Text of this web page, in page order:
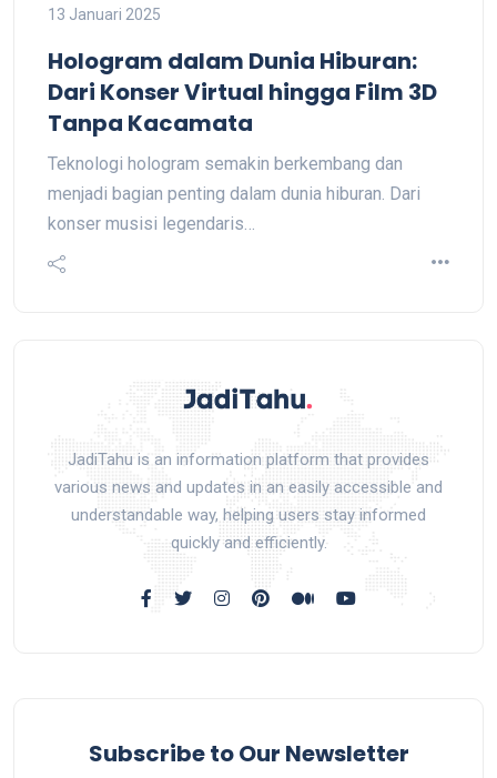
13 Januari 2025
Hologram dalam Dunia Hiburan:
Dari Konser Virtual hingga Film 3D
Tanpa Kacamata
Teknologi hologram semakin berkembang dan
menjadi bagian penting dalam dunia hiburan. Dari
konser musisi legendaris…
JadiTahu is an information platform that provides
various news and updates in an easily accessible and
understandable way, helping users stay informed
quickly and efficiently.
Subscribe to Our Newsletter